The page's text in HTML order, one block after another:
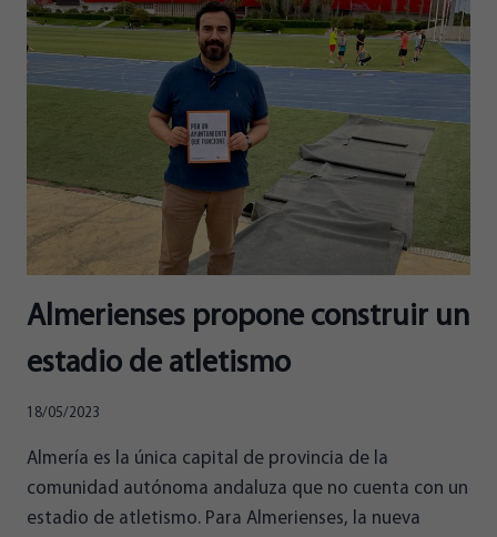
HERRERA
EN
ONDA
Almerienses propone construir un
estadio de atletismo
18/05/2023
Almería es la única capital de provincia de la
comunidad autónoma andaluza que no cuenta con un
estadio de atletismo. Para Almerienses, la nueva